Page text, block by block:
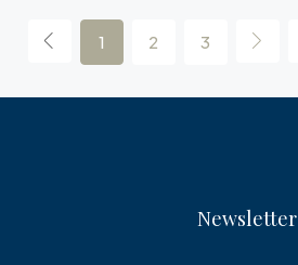
1 2 3
Newsletter